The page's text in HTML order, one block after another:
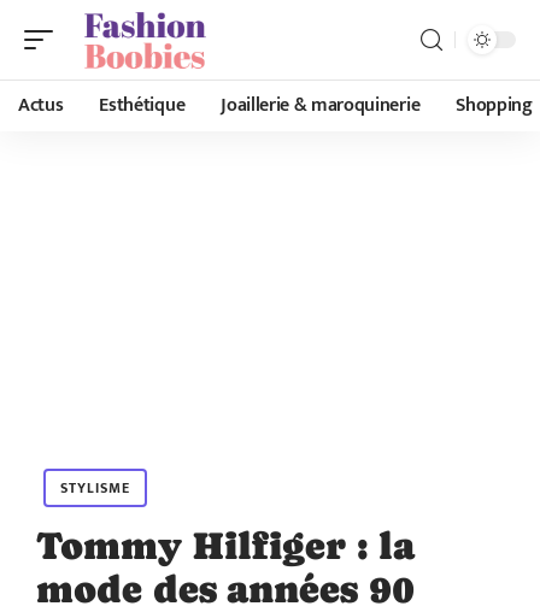
Actus Esthétique Joaillerie & maroquinerie Shopping
STYLISME
Tommy Hilfiger : la
mode des années 90